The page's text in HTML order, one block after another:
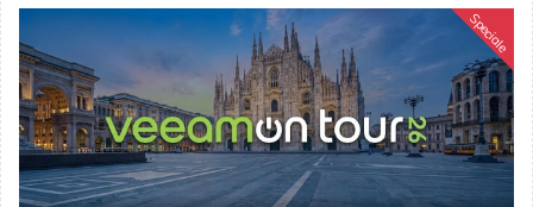
Speciale